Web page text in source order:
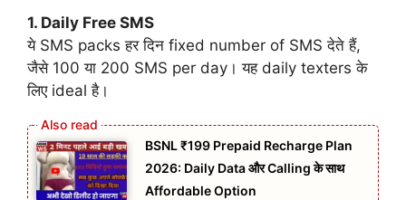
1. Daily Free SMS
ये SMS packs हर दिन fixed number of SMS देते हैं,
जैसे 100 या 200 SMS per day। यह daily texters के
लिए ideal है।
BSNL ₹199 Prepaid Recharge Plan
2026: Daily Data और Calling के साथ
Affordable Option